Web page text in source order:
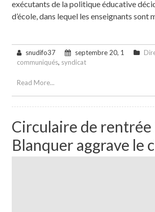
exécutants de la politique éducative
d’école, dans lequel les enseignants sont
snudifo37 septembre 20, 1
communiqués, syndicat
Read More...
Circulaire de rentrée
Blanquer aggrave le